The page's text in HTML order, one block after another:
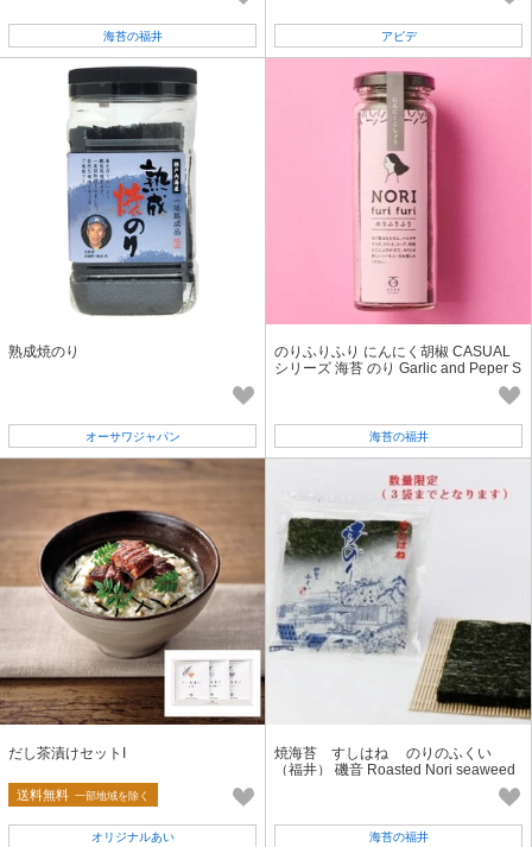
海苔の福井 アピデ
熟成焼のり
オーサワジャパン
のりふりふり にんにく胡椒 CASUAL
シリーズ 海苔 のり Garlic and Peper S
海苔の福井
だし茶漬けセットI
送料無料 一部地域を除く
オリジナルあい
焼海苔 すしはね のりのふくい
（福井） 磯音 Roasted Nori seaweed
海苔の福井